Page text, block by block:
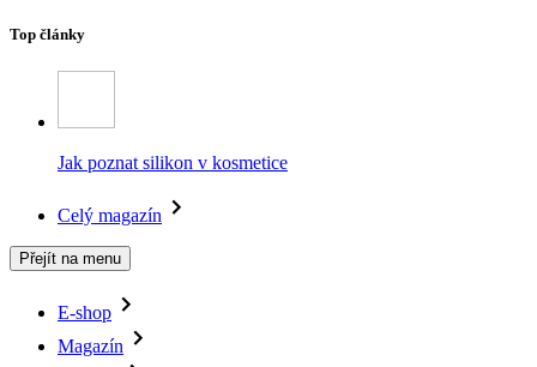
Top články
Jak poznat silikon v kosmetice
Celý magazín
Přejít na menu
E-shop
Magazín